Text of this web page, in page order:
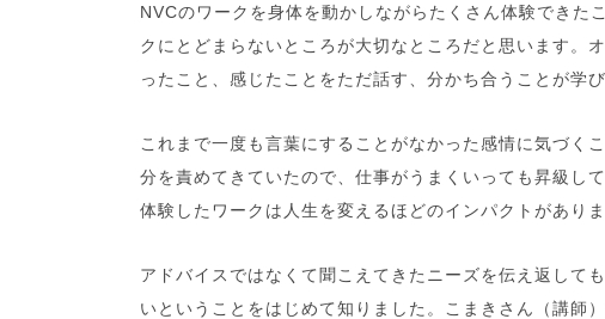
NVCのワークを身体を動かしながらたくさん体験できた
クにとどまらないところが大切なところだと思います。
ったこと、感じたことをただ話す、分かち合うことが学び
これまで一度も言葉にすることがなかった感情に気づく
分を責めてきていたので、仕事がうまくいっても昇級し
体験したワークは人生を変えるほどのインパクトがあり
アドバイスではなくて聞こえてきたニーズを伝え返して
いということをはじめて知りました。こまきさん（講師